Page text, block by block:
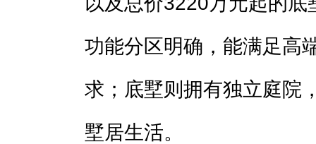
功能分区明确，能满足高
求；底墅则拥有独立庭院
墅居生活。